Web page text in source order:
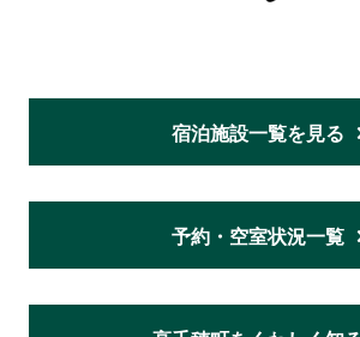
宿泊施設一覧を見る
予約・空室状況一覧